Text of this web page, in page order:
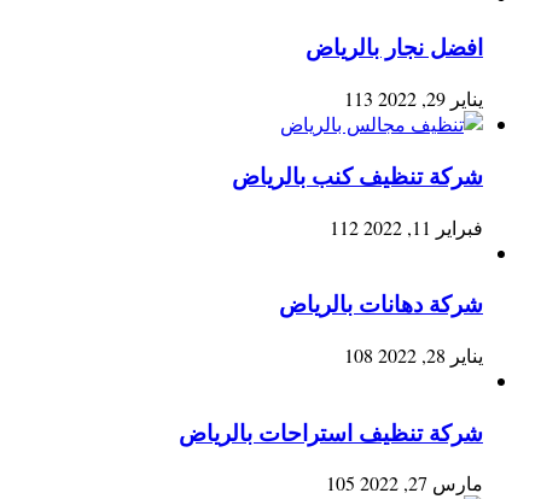
افضل نجار بالرياض
يناير 29, 2022 113
شركة تنظيف كنب بالرياض
فبراير 11, 2022 112
شركة دهانات بالرياض
يناير 28, 2022 108
شركة تنظيف استراحات بالرياض
مارس 27, 2022 105